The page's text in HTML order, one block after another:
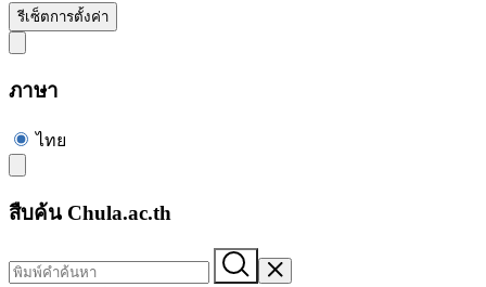
รีเซ็ตการตั้งค่า
ภาษา
ไทย
สืบค้น Chula.ac.th